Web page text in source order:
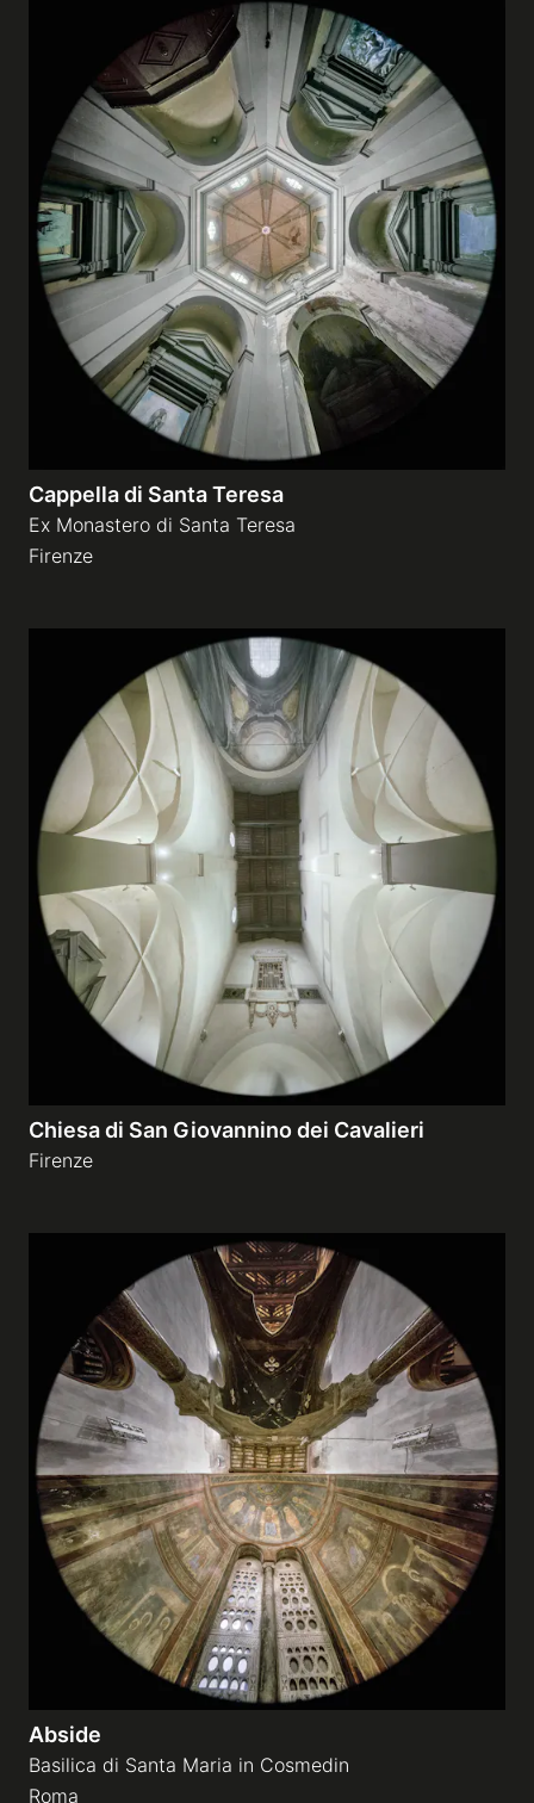
Cappella di Santa Teresa
Ex Monastero di Santa Teresa
Firenze
Chiesa di San Giovannino dei Cavalieri
Firenze
Abside
Basilica di Santa Maria in Cosmedin
Roma